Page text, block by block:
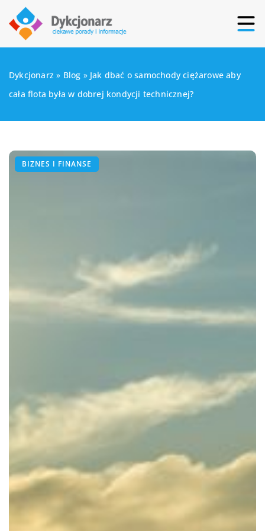
Dykcjonarz » Blog » Jak dbać o samochody ciężarowe aby
cała flota była w dobrej kondycji technicznej?
BIZNES I FINANSE